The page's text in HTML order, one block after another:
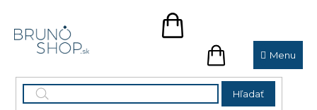
obsah
Hľadať
NÁKUPNÝ
NÁKUPNÝ
KOŠÍK